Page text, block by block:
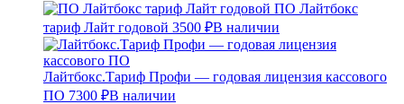
ПО Лайтбокс
тариф Лайт годовой 3500 ₽В наличии
Лайтбокс.Тариф Профи — годовая лицензия кассового
ПО 7300 ₽В наличии